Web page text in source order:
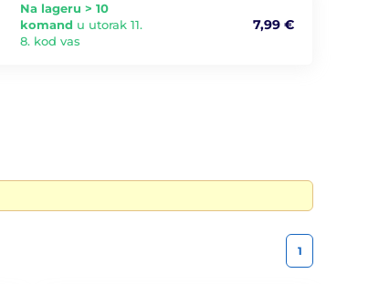
Na lageru > 10
komand u utorak 11.
8. kod vas
7,99 €
1